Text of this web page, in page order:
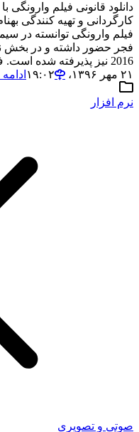
فیلم وارونگی توانسته در
فجر حضور داشته و در بخش
2016 نیز پذیرفته شده است. ف...
۲۱ مهر ۱۳۹۶،‏ ۱۹:۰۲
نرم افزار
صوتی و تصویری